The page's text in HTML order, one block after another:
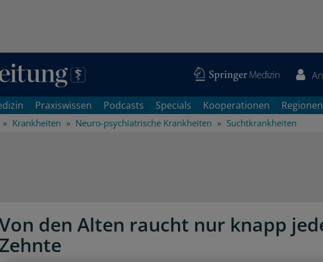
Praxiswissen Podcasts Specials Kooperationen Regionen
Krankheiten Neuro-psychiatrische Krankheiten Suchtkrankheiten
den Alten raucht nur knapp
Zehnte